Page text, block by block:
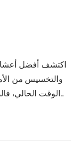
اكتشف أفضل أعشاب
والتخسيس من
الوقت الحالي، فالبحث عن وسائل فعالة وسريعة للتخلص…